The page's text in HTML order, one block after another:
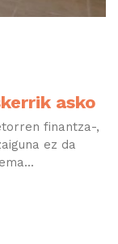
asko
finantza-,
ez da